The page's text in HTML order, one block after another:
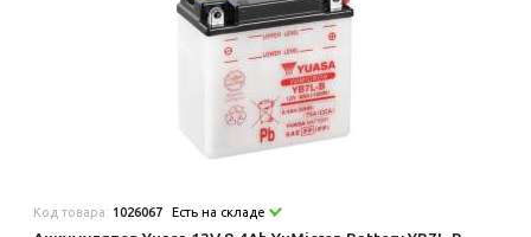
Код товара: 1026067 Есть на складе